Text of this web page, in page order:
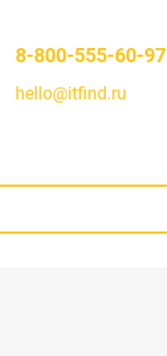
8-800-555-60-97
hello@itfind.ru